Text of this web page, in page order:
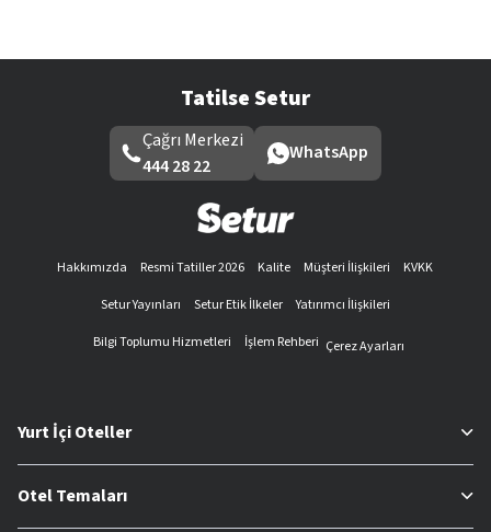
Tatilse Setur
Çağrı Merkezi
444 28 22
WhatsApp
Hakkımızda Resmi Tatiller 2026 Kalite Müşteri İlişkileri
KVKK
Setur Yayınları
Setur Etik İlkeler
Yatırımcı İlişkileri
Bilgi Toplumu Hizmetleri
İşlem Rehberi Çerez Ayarları
Yurt İçi Oteller
Otel Temaları